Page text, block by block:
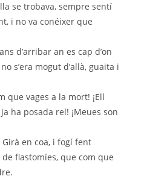
se trobava, sempre sentí
i no va conéixer que
d’arribar an es cap d’on
s’era mogut d’allà, guaita i
que vages a la mort! ¡Ell
ha posada rel! ¡Meues son
en coa, i fogí fent
flastomíes, que com que